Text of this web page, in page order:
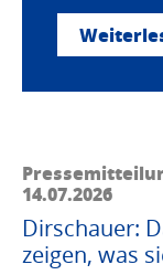
14.07.2026
Dirschauer:
zeigen, was